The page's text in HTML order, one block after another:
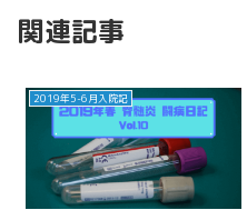
関連記事
2019年5-6月入院記